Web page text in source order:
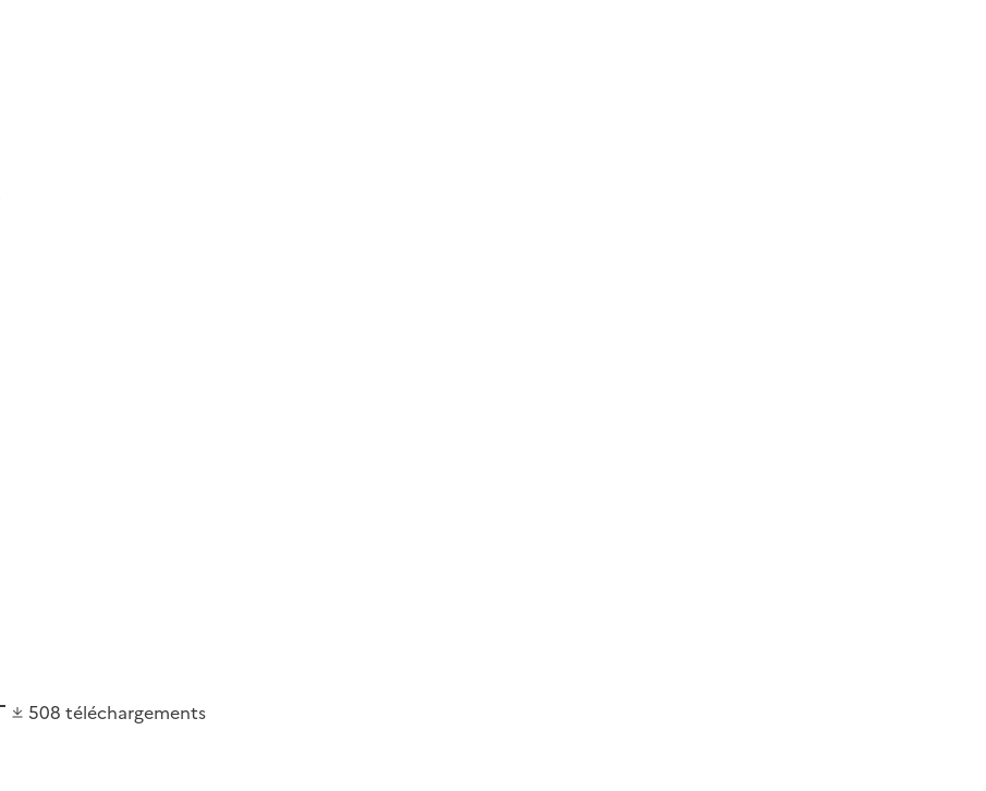
508 téléchargements